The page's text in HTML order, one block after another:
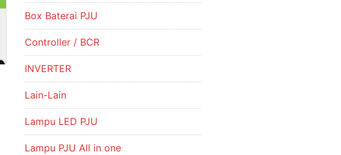
Box Baterai PJU
Controller / BCR
INVERTER
Lain-Lain
Lampu LED PJU
Lampu PJU All in one